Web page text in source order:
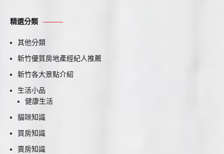
精選分類
其他分類
新竹優質房地產經紀人推薦
新竹各大景點介紹
生活小品
健康生活
貓咪知識
買房知識
賣房知識